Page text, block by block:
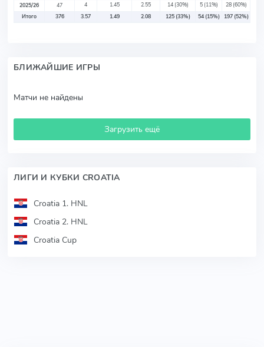
2025/26
47 4 1.45 2.55 14 (30%) 5 (11%) 28 (60%)
Итого
376 3.57 1.49 2.08 125 (33%) 54 (15%) 197 (52%)
БЛИЖАЙШИЕ ИГРЫ
Матчи не найдены
Загрузить ещё
ЛИГИ И КУБКИ CROATIA
Croatia 1. HNL
Croatia 2. HNL
Croatia Cup